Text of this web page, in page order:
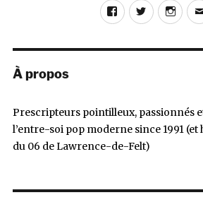
FacebookTwitter
À propos
Prescripteurs pointilleux, passionnés
l’entre-soi pop moderne since 1991
du 06 de Lawrence-de-Felt)